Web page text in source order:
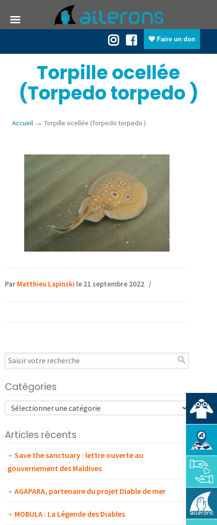
Faire un don
Torpille ocellée
(Torpedo torpedo )
Accueil → Torpille ocellée (Torpedo torpedo )
Par Matthieu Lapinski le 21 septembre 2022 /
Catégories
Articles récents
Save the sanctuary : lettre ouverte au
gouvernement des Maldives
AGAPARA, partenaire du projet Diable de mer
MOBULA : La Légende des Diables